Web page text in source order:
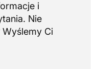
i
Nie
Ci